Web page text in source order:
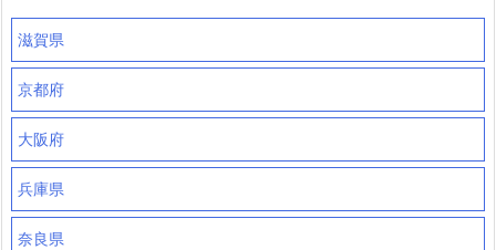
滋賀県
京都府
大阪府
兵庫県
奈良県